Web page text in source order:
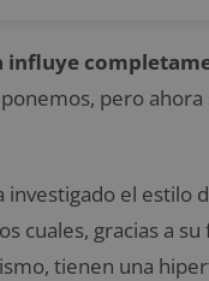
influye
pero
investigado el estilo
cuales, gracias a
tienen una